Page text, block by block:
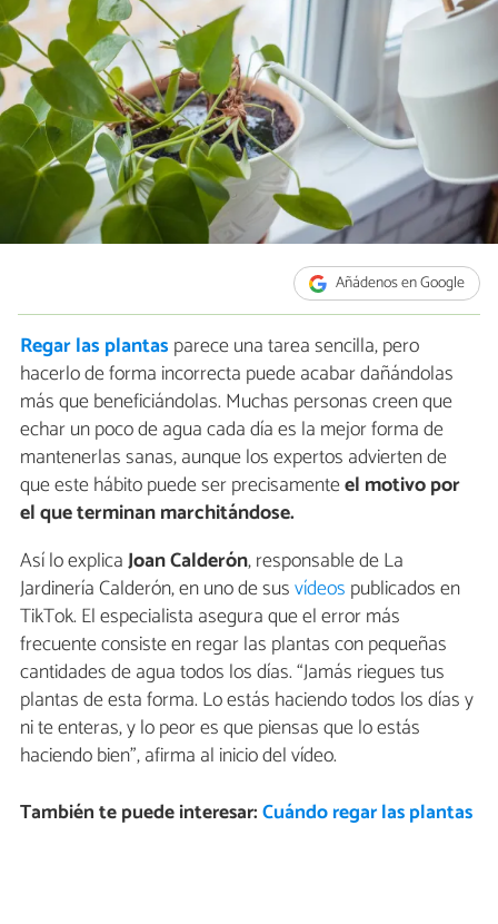
Añádenos en Google
Regar las plantas parece una tarea sencilla, pero
hacerlo de forma incorrecta puede acabar dañándolas
más que beneficiándolas. Muchas personas creen que
echar un poco de agua cada día es la mejor forma de
mantenerlas sanas, aunque los expertos advierten de
que este hábito puede ser precisamenteel motivo por
el que terminan marchitándose.
Así lo explicaJoan Calderón, responsable de La
Jardinería Calderón, en uno de susvídeos publicados en
TikTok. El especialista asegura que el error más
frecuente consiste en regar las plantas con pequeñas
cantidades de agua todos los días. “Jamás riegues tus
plantas de esta forma. Lo estás haciendo todos los días y
ni te enteras, y lo peor es que piensas que lo estás
haciendo bien”, afirma al inicio del vídeo.
También te puede interesar:Cuándo regar las plantas